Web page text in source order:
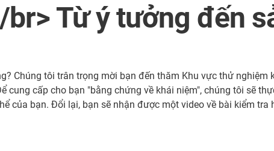
Từ ý tưởng đến
Chúng tôi trân trọng mời bạn đến thăm Khu vực thử
cấp cho bạn "bằng chứng về khái niệm", chúng tôi sẽ
của bạn. Đổi lại, bạn sẽ nhận được một video về bài kiểm